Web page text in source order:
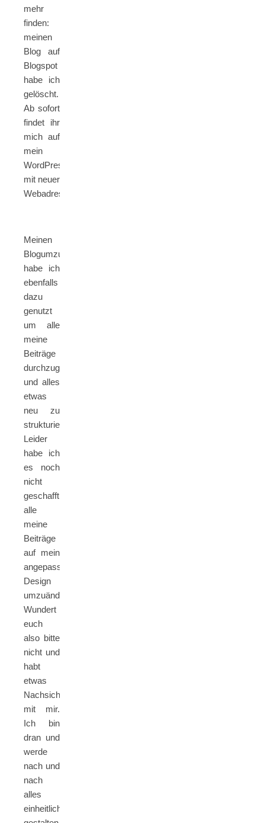
mehr
finden:
meinen
Blog auf
Blogspot
habe ich
gelöscht.
Ab sofort
findet ihr
mich auf
mein
WordPress
mit neuer
Webadresse: www.levenyasbuchzeit.de
Meinen
Blogumzug
habe ich
ebenfalls
dazu
genutzt
um alle
meine
Beiträge
durchzugehen
und alles
etwas
neu zu
strukturieren.
Leider
habe ich
es noch
nicht
geschafft,
alle
meine
Beiträge
auf mein
angepasstes
Design
umzuändern.
Wundert
euch
also bitte
nicht und
habt
etwas
Nachsicht
mit mir.
Ich bin
dran und
werde
nach und
nach
alles
einheitlich